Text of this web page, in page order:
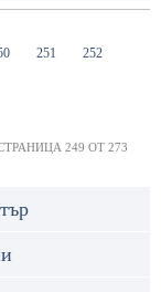
(current)
251 (current)
252(current)
249 ОТ 273